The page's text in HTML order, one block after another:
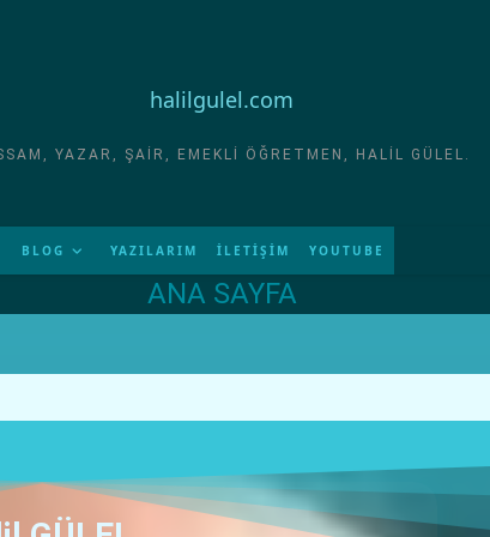
halilgulel.com
YAZAR, ŞAIR, EMEKLI ÖĞRETMEN, HALIL GÜLEL.
BLOG YAZILARIM İLETİŞİM YOUTUBE
ANA SAYFA